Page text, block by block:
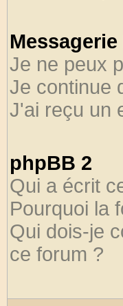
Messagerie
Je ne peux
Je continue
J'ai reçu un
phpBB 2
Qui a écrit
Pourquoi la
Qui dois-je
ce forum ?